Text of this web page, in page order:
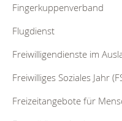
Fingerkuppenverband
Flugdienst
Freiwilligendienste im
Freiwilliges Soziales Jahr
Freizeitangebote für